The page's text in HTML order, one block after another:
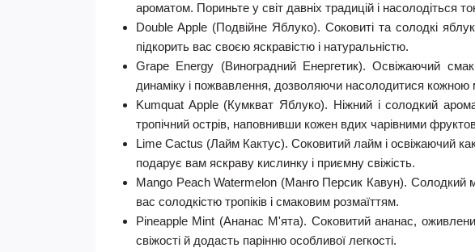
ароматом. Пориньте у світ давніх традицій і насолодіться
Double Apple (Подвійне Яблуко).Соковиті та солодкі
підкорить вас своєю яскравістю і натуральністю.
Grape Energy (Виноградний Енергетик).Освіжаючий
динаміку і пожвавлення, дозволяючи насолодитися кожною
Kumquat Apple (Кумкват Яблуко). Ніжний і солодкий
тропічний острів, наповнивши кожен вдих чарівними
Lime Cactus (Лайм Кактус).Соковитий лайм і освіжаючий
подарує вам яскраву кислинку і приємну свіжість.
Mango Peach Watermelon (Манго Персик Кавун). Солодкий
вас солодкістю тропіків і смаковим розмаїттям.
Pineapple Mint (Ананас М'ята). Соковитий ананас,
свіжості й додасть парінню особливої легкості.